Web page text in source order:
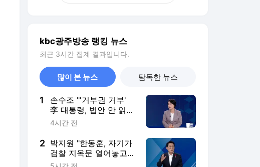
kbc광주방송 랭킹 뉴스
최근 3시간 집계 결과입니다.
많이 본 뉴스 탐독한 뉴스
1
손수조 "'거부권 거부'
李 대통령, 법안 안 읽어
봐?...왜 굳이, '난 몰랐
꼼수"[여의도 진검승부]
4시간 전
2 박지원 "한동훈, 자기가
검찰 지옥문 열어놓고
李 대통령 비난...검찰 대